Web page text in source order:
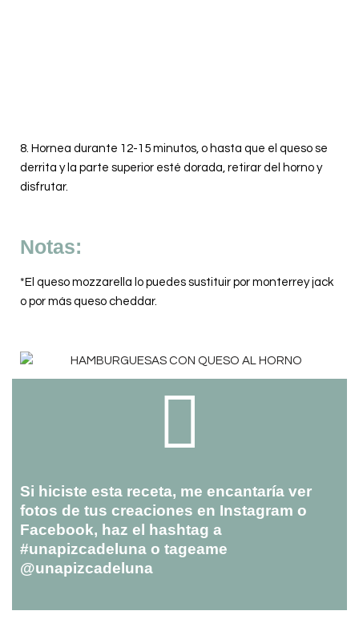
8. Hornea durante 12-15 minutos, o hasta que el queso se
derrita y la parte superior esté dorada, retirar del horno y
disfrutar.
Notas:
*El queso mozzarella lo puedes sustituir por monterrey jack
o por más queso cheddar.
Si hiciste esta receta, me encantaría ver
fotos de tus creaciones en Instagram o
Facebook, haz el hashtag a
#unapizcadeluna o tageame
@unapizcadeluna